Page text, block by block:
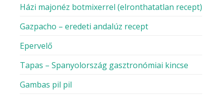
Házi majonéz botmixerrel (elronthatatlan recept)
Gazpacho – eredeti andalúz recept
Epervelő
Tapas – Spanyolország gasztronómiai kincse
Gambas pil pil